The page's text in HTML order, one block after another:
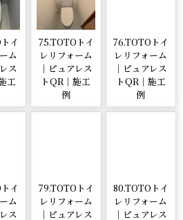
イ
ム
ス
工
75.TOTOトイ
レリフォーム
｜ピュアレス
トQR｜施工
例
76.TOTOトイ
レリフォーム
｜ピュアレス
トQR｜施工
例
イ
ム
ス
79.TOTOトイ
レリフォーム
｜ピュアレス
80.TOTOトイ
レリフォーム
｜ピュアレス